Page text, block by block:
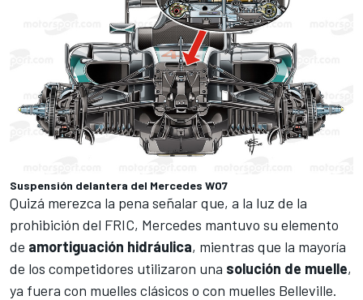
Suspensión delantera del Mercedes W07
Quizá merezca la pena señalar que, a la luz de la
prohibición del FRIC, Mercedes mantuvo su elemento
de amortiguación hidráulica, mientras que la mayoría
de los competidores utilizaron una solución de muelle,
ya fuera con muelles clásicos o con muelles Belleville.